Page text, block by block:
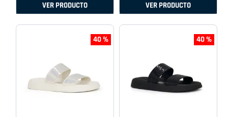
VER PRODUCTO VER PRODUCTO
40 % 40 %